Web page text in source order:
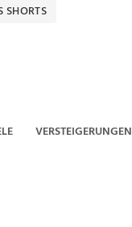
SHORTS
VERSTEIGERUNGEN